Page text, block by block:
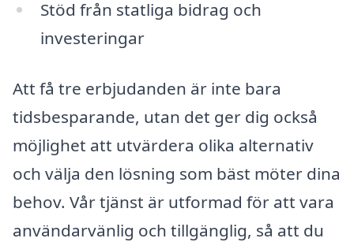
Stöd från statliga bidrag och
investeringar
Att få tre erbjudanden är inte bara
tidsbesparande, utan det ger dig också
möjlighet att utvärdera olika alternativ
och välja den lösning som bäst möter dina
behov. Vår tjänst är utformad för att vara
användarvänlig och tillgänglig, så att du